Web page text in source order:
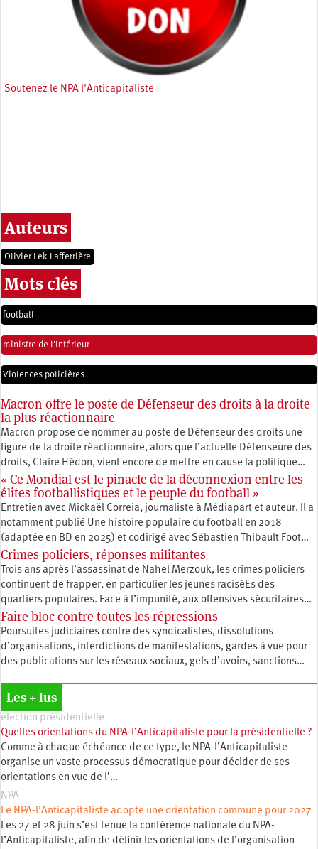
Soutenez le NPA l'Anticapitaliste
Auteurs
Olivier Lek Lafferrière
Mots clés
football
ministre de l'Intérieur
Violences policières
Macron offre le poste de Défenseur des droits à la droite
la plus réactionnaire
Macron propose de nommer au poste de Défenseur des droits une
figure de la droite réactionnaire, alors que l’actuelle Défenseure des
droits, Claire Hédon, vient encore de mettre en cause la politique…
« Ce Mondial est le pinacle de la déconnexion entre les
élites footballistiques et le peuple du football »
Entretien avec Mickaël Correia, journaliste à Médiapart et auteur. Il a
notamment publié Une histoire populaire du football en 2018
(adaptée en BD en 2025) et codirigé avec Sébastien Thibault Foot…
Crimes policiers, réponses militantes
Trois ans après l’assassinat de Nahel Merzouk, les crimes policiers
continuent de frapper, en particulier les jeunes raciséEs des
quartiers populaires. Face à l’impunité, aux offensives sécuritaires…
Faire bloc contre toutes les répressions
Poursuites judiciaires contre des syndicalistes, dissolutions
d’organisations, interdictions de manifestations, gardes à vue pour
des publications sur les réseaux sociaux, gels d’avoirs, sanctions…
Les + lus
élection présidentielle
Quelles orientations du NPA-l’Anticapitaliste pour la présidentielle ?
Comme à chaque échéance de ce type, le NPA-l’Anticapitaliste
organise un vaste processus démocratique pour décider de ses
orientations en vue de l’…
NPA
Le NPA-l’Anticapitaliste adopte une orientation commune pour 2027
Les 27 et 28 juin s’est tenue la conférence nationale du NPA-
l’Anticapitaliste, afin de définir les orientations de l’organisation